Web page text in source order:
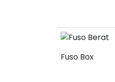
Fuso Box